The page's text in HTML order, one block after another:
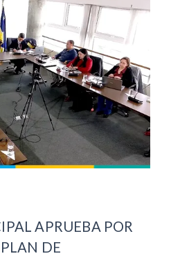
APRUEBA POR
DE